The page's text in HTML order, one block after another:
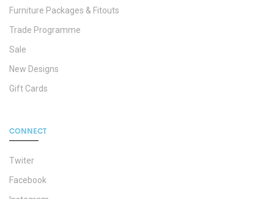
Furniture Packages & Fitouts
Trade Programme
Sale
New Designs
Gift Cards
CONNECT
Twiter
Facebook